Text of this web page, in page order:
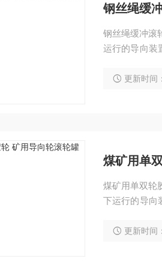
钢丝绳缓
钢丝绳缓冲滚轮罐耳 罐笼平稳运行的装置 滚轮罐耳是安设在罐
运行的导向装
酯滚轮罐耳胶
更新时间
煤矿用单
煤矿用单双轮胶轮 矿用导向轮滚轮罐耳L30 滚轮罐耳是安设在罐笼上，
下运行的导向
氨酯滚轮罐耳
更新时间